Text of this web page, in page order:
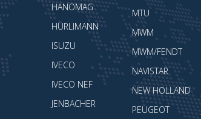
HANOMAG
HÜRLIMANN
ISUZU
IVECO
IVECO NEF
JENBACHER
MTU
MWM
MWM/FENDT
NAVISTAR
NEW HOLLAND
PEUGEOT